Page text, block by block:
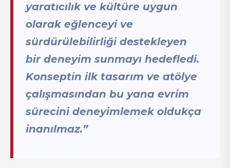
yaratıcılık ve kültüre uygun
olarak eğlenceyi ve
sürdürülebilirliği destekleyen
bir deneyim sunmayı hedefledi.
Konseptin ilk tasarım ve atölye
çalışmasından bu yana evrim
sürecini deneyimlemek oldukça
inanılmaz.”